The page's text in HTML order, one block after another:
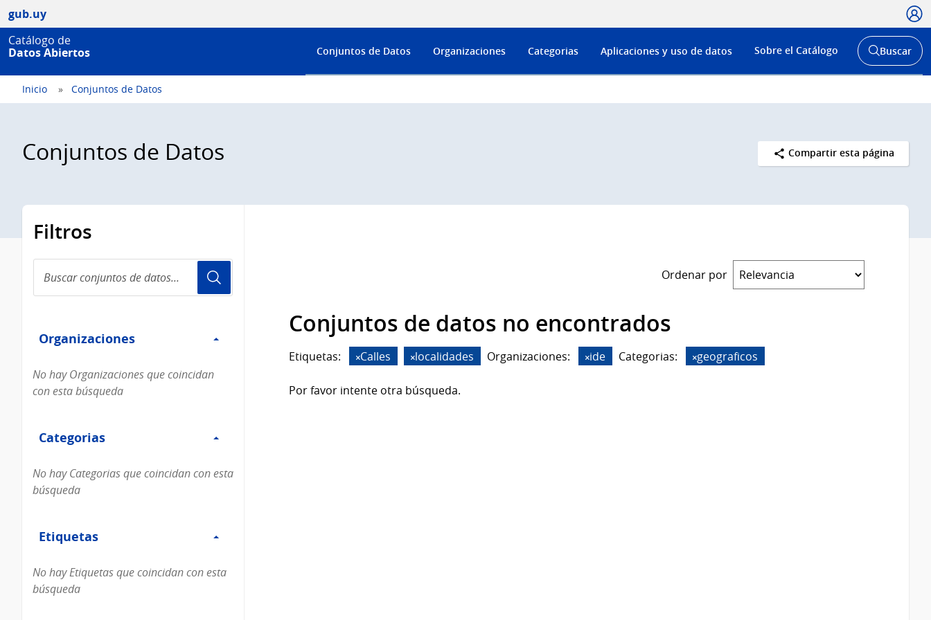
gub.uy
Catálogo de
Datos Abiertos
Menú
de
Conjuntos de Datos Organizaciones Categorias Aplicaciones y uso de datos Sobre el Catálogo
Abrir
buscador
Buscar
Inicio Conjuntos de Datos
Conjuntos de Datos Compartir esta página
Filtros
conjuntos
de
Organizaciones
Organizaciones
No hay Organizaciones que coincidan
con esta búsqueda
Categorias
Categorias
No hay Categorias que coincidan con esta
búsqueda
Etiquetas
Etiquetas
No hay Etiquetas que coincidan con esta
búsqueda
Ordenar por
Conjuntos de datos no encontrados
Etiquetas: Calles localidades Organizaciones: ide Categorias: geograficos
Por favor intente otra búsqueda.